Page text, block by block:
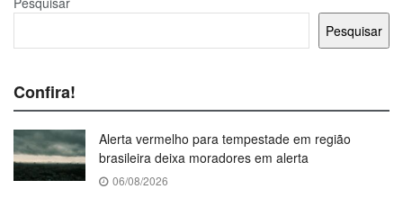
Pesquisar
Confira!
Alerta vermelho para tempestade em região
brasileira deixa moradores em alerta
06/08/2026